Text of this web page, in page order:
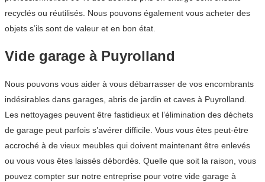
recyclés ou réutilisés. Nous pouvons également vous acheter des
objets s’ils sont de valeur et en bon état.
Vide garage à Puyrolland
Nous pouvons vous aider à vous débarrasser de vos encombrants
indésirables dans garages, abris de jardin et caves à Puyrolland.
Les nettoyages peuvent être fastidieux et l’élimination des déchets
de garage peut parfois s’avérer difficile. Vous vous êtes peut-être
accroché à de vieux meubles qui doivent maintenant être enlevés
ou vous vous êtes laissés débordés. Quelle que soit la raison, vous
pouvez compter sur notre entreprise pour votre vide garage à